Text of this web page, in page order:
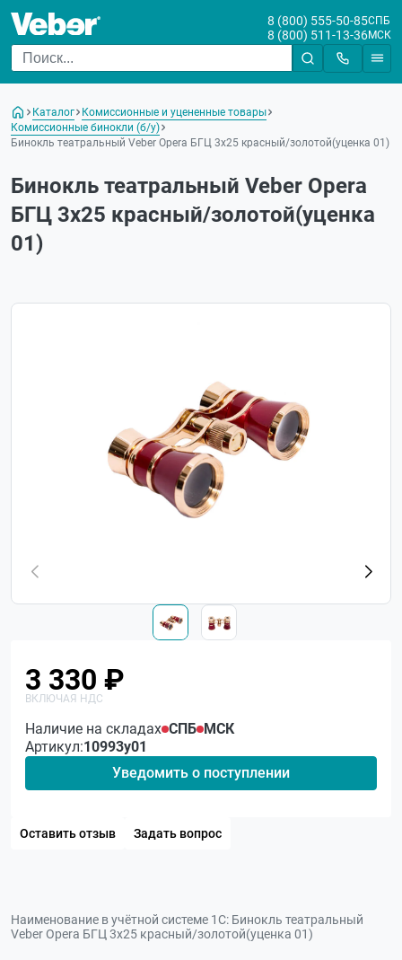
8 (800) 555-50-85СПБ
8 (800) 511-13-36МСК
Каталог
Комиссионные и уцененные товары
Комиссионные бинокли (б/у)
Бинокль театральный Veber Opera БГЦ 3x25 красный/золотой(уценка 01)
Бинокль театральный Veber Opera
БГЦ 3x25 красный/золотой(уценка
01)
3 330 ₽
Наличие на складах СПБ МСК
Артикул:10993у01
Уведомить о поступлении
Оставить отзыв Задать вопрос
Наименование в учётной системе 1С: Бинокль театральный
Veber Opera БГЦ 3x25 красный/золотой(уценка 01)